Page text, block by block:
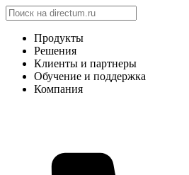
Продукты
Решения
Клиенты и партнеры
Обучение и поддержка
Компания